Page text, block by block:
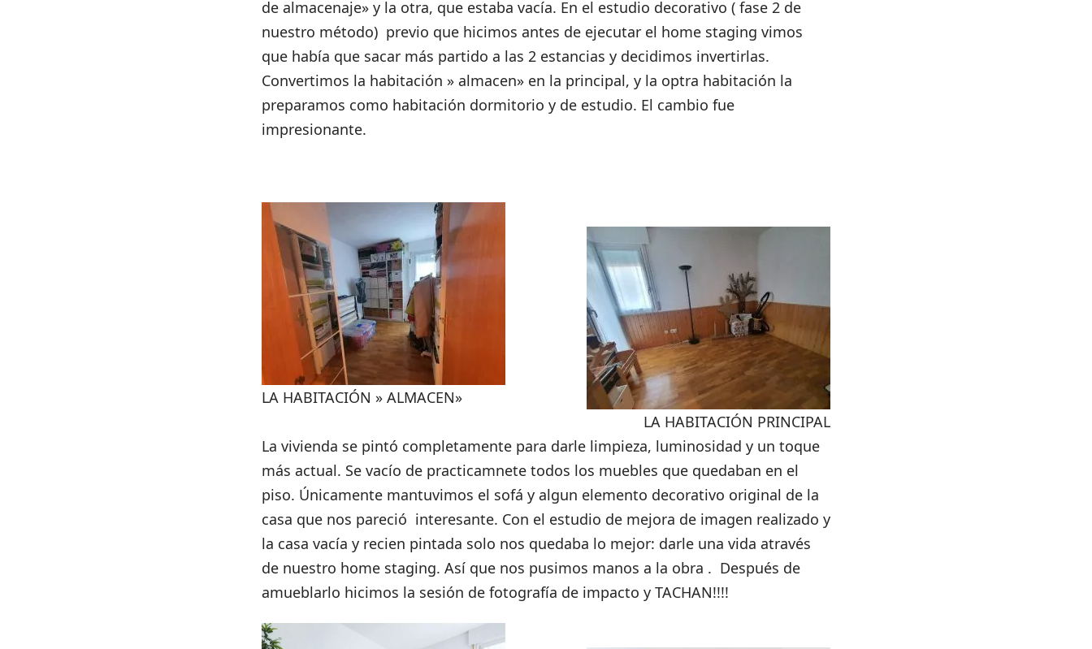
de almacenaje» y la otra, que estaba vacía. En el estudio decorativo ( fase 2 de
nuestro método) previo que hicimos antes de ejecutar el home staging vimos
que había que sacar más partido a las 2 estancias y decidimos invertirlas.
Convertimos la habitación » almacen» en la principal, y la optra habitación la
preparamos como habitación dormitorio y de estudio. El cambio fue
impresionante.
LA HABITACIÓN » ALMACEN»
LA HABITACIÓN PRINCIPAL
La vivienda se pintó completamente para darle limpieza, luminosidad y un toque
más actual. Se vacío de practicamnete todos los muebles que quedaban en el
piso. Únicamente mantuvimos el sofá y algun elemento decorativo original de la
casa que nos pareció interesante. Con el estudio de mejora de imagen realizado y
la casa vacía y recien pintada solo nos quedaba lo mejor: darle una vida através
de nuestro home staging. Así que nos pusimos manos a la obra . Después de
amueblarlo hicimos la sesión de fotografía de impacto y TACHAN!!!!